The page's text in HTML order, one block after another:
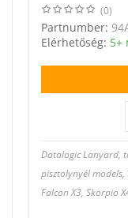
(0)
Partnumber:
Elérhetőség: 5+
Datalogic Lanyard,
pisztolynyél models,
Falcon X3, Skorpio